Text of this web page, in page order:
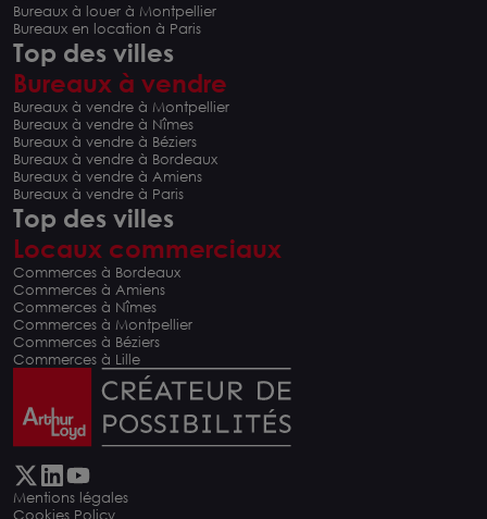
Bureaux à louer à Montpellier
Bureaux en location à Paris
Top des villes
Bureaux à vendre
Bureaux à vendre à Montpellier
Bureaux à vendre à Nîmes
Bureaux à vendre à Béziers
Bureaux à vendre à Bordeaux
Bureaux à vendre à Amiens
Bureaux à vendre à Paris
Top des villes
Locaux commerciaux
Commerces à Bordeaux
Commerces à Amiens
Commerces à Nîmes
Commerces à Montpellier
Commerces à Béziers
Commerces à Lille
Mentions légales
Cookies Policy